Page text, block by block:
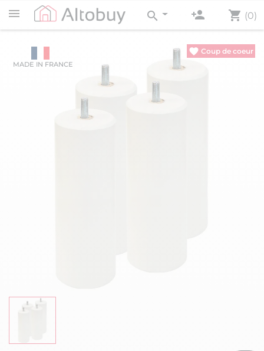
shopping_cart (0)
person_add
search
MADE IN FRANCE